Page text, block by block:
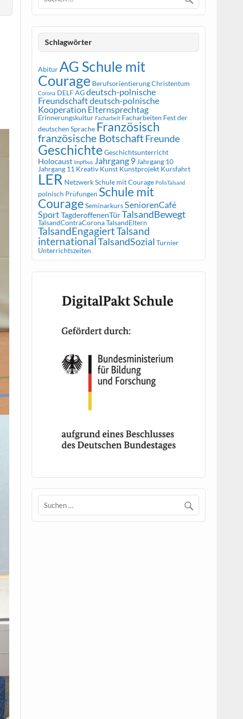
Schlagwörter
AbiturAG Schule mit
Courage BerufsorientierungChristentum
Corona DELF AGdeutsch-polnische
Freundschaftdeutsch-polnische
Kooperation Elternsprechtag
Erinnerungskultur Facharbeit Facharbeiten Fest der
deutschen Sprache Französisch
französische BotschaftFreunde
Geschichte Geschichtsunterricht
Holocaust Impfbus Jahrgang 9 Jahrgang 10
Jahrgang 11 Kreativ Kunst Kunstprojekt Kursfahrt
LER Netzwerk Schule mit Courage PolisTalsand
polnisch Prüfungen Schule mit
Courage SeminarkursSeniorenCafé
Sport TagderoffenenTürTalsandBewegt
TalsandContraCoronaTalsandEltern
TalsandEngagiertTalsand
internationalTalsandSozial Turnier
Unterrichtszeiten